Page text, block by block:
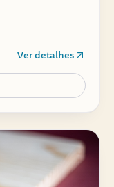
Ver detalhes